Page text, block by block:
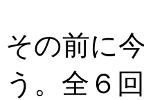
その前に
う。全６